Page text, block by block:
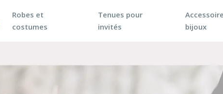
Robes et
costumes
Tenues pour
invités
bijoux